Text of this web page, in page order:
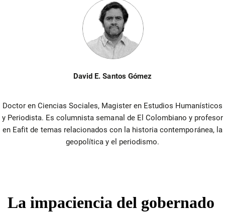
David E. Santos Gómez
Doctor en Ciencias Sociales, Magister en Estudios Humanísticos
y Periodista. Es columnista semanal de El Colombiano y profesor
en Eafit de temas relacionados con la historia contemporánea, la
geopolítica y el periodismo.
La impaciencia del gobernado